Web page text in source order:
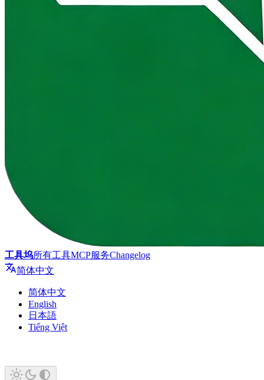
工具坞所有工具MCP服务Changelog
简体中文
简体中文
English
日本語
Tiếng Việt